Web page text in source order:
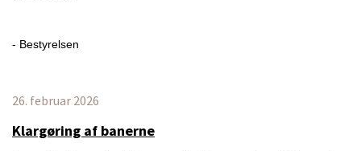
- Bestyrelsen
26. februar 2026
Klargøring af banerne